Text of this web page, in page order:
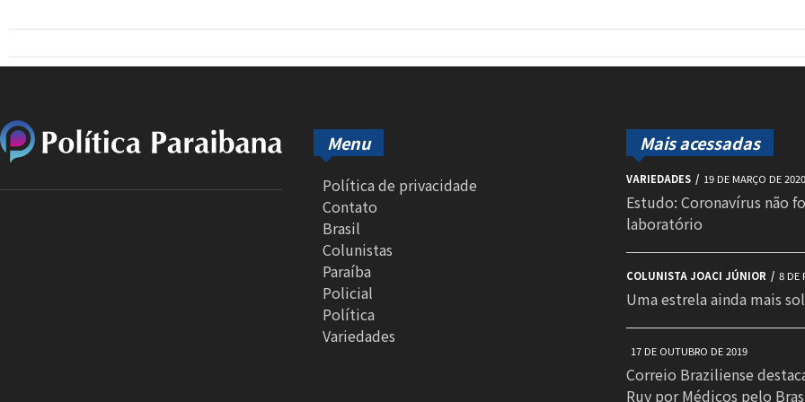
Menu
Política de privacidade
Contato
Brasil
Colunistas
Paraíba
Policial
Política
Variedades
Mais acessadas
VARIEDADES 19 DE MARÇO DE
Estudo: Coronavírus não
laboratório
COLUNISTA JOACI JÚNIOR 8 DE
Uma estrela ainda mais
17 DE OUTUBRO DE 2019
Correio Braziliense
Ruy por Médicos pelo